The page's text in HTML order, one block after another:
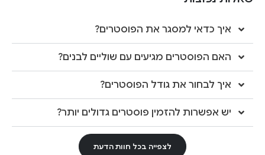
איך כדאי למסגר את הפוסטרים?
האם הפוסטרים מגיעים עם שוליים לבנים?
איך לבחור את גודל הפוסטרים?
יש אפשרות להזמין פוסטרים גדולים יותר?
לצפייה בכל חוות הדעת